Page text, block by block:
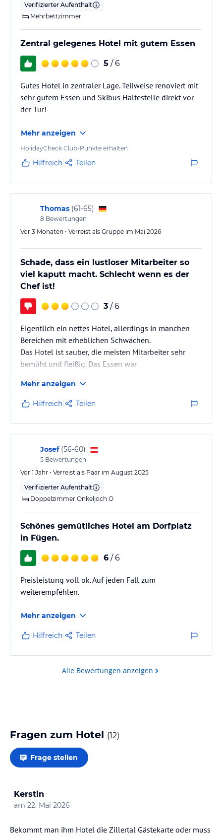
Verifizierter Aufenthalt
Mehrbettzimmer
Zentral gelegenes Hotel mit gutem Essen
5 / 6
Gutes Hotel in zentraler Lage. Teilweise renoviert mit
sehr gutem Essen und Skibus Haltestelle direkt vor
der Tür!
Mehr anzeigen
HolidayCheck Club-Punkte erhalten
Hilfreich Teilen
Thomas (61-65)
8 Bewertungen
Vor 3 Monaten • Verreist als Gruppe im Mai 2026
Schade, dass ein lustloser Mitarbeiter so
viel kaputt macht. Schlecht wenn es der
Chef ist!
3 / 6
Eigentlich ein nettes Hotel, allerdings in manchen
Bereichen mit erheblichen Schwächen.
Das Hotel ist sauber, die meisten Mitarbeiter sehr
bemüht und fleißig. Das Essen war
Über all die Dinge könnte man hinwegsehen, wäre
nicht der unfreundliche Mitarbeiter gewesen.
Er spielte sich als Hauptverantwortlicher auf, glänzte
dabei aber nur mit übermäßiger Unfreundlichkeit und
Ignoranz unserer Gruppe gegenüber.
Provokativ wurde bei uns kein Tisch abgeräumt,
geschweige denn…
Mehr anzeigen
Hilfreich Teilen
Josef (56-60)
5 Bewertungen
Vor 1 Jahr • Verreist als Paar im August 2025
Verifizierter Aufenthalt
Doppelzimmer Onkeljoch O
Schönes gemütliches Hotel am Dorfplatz
in Fügen.
6 / 6
Preisleistung voll ok. Auf jeden Fall zum
weiterempfehlen.
Mehr anzeigen
Hilfreich Teilen
Alle Bewertungen anzeigen
Fragen zum Hotel (12)
Frage stellen
Kerstin
am 22. Mai 2026
Bekommt man ihm Hotel die Zillertal Gästekarte oder muss